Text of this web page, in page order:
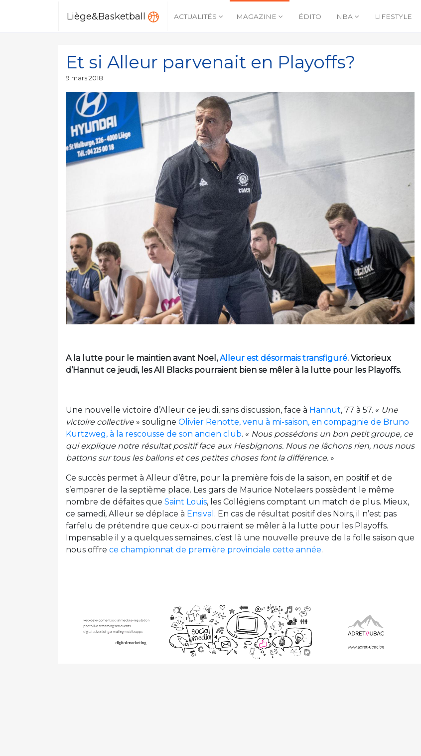
Liège&Basketball ACTUALITÉS MAGAZINE ÉDITO NBA LIFESTYLE
Et si Alleur parvenait en Playoffs?
Publié
9 mars 2018
A la lutte pour le maintien avant Noel,Alleur est désormais transfiguré. Victorieux
d’Hannut ce jeudi, les All Blacks pourraient bien se mêler à la lutte pour les Playoffs.
Une nouvelle victoire d’Alleur ce jeudi, sans discussion, face à Hannut, 77 à 57. « Une
victoire collective» souligne Olivier Renotte, venu à mi-saison, en compagnie de Bruno
Kurtzweg, à la rescousse de son ancien club. « Nous possédons un bon petit groupe, ce
qui explique notre résultat positif face aux Hesbignons. Nous ne lâchons rien, nous nous
battons sur tous les ballons et ces petites choses font la différence. »
Ce succès permet à Alleur d’être, pour la première fois de la saison, en positif et de
s’emparer de la septième place. Les gars de Maurice Notelaers possèdent le même
nombre de défaites que Saint Louis, les Collégiens comptant un match de plus. Mieux,
ce samedi, Alleur se déplace à Ensival . En cas de résultat positif des Noirs, il n’est pas
farfelu de prétendre que ceux-ci pourraient se mêler à la lutte pour les Playoffs.
Impensable il y a quelques semaines, c’est là une nouvelle preuve de la folle saison que
nous offre ce championnat de première provinciale cette année.